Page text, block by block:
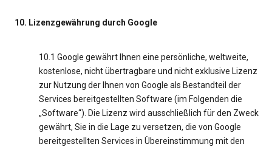
10. Lizenzgewährung durch Google
10.1 Google gewährt Ihnen eine persönliche, weltweite,
kostenlose, nicht übertragbare und nicht exklusive Lizenz
zur Nutzung der Ihnen von Google als Bestandteil der
Services bereitgestellten Software (im Folgenden die
„Software“). Die Lizenz wird ausschließlich für den Zweck
gewährt, Sie in die Lage zu versetzen, die von Google
bereitgestellten Services in Übereinstimmung mit den